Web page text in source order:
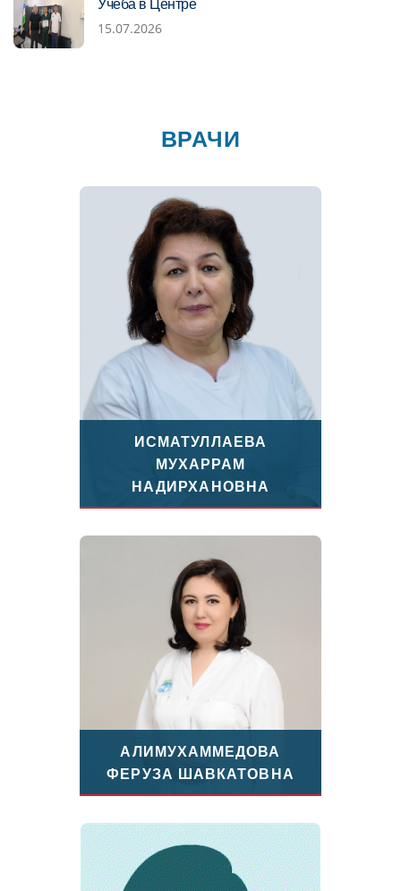
Учеба в Центре
15.07.2026
ВРАЧИ
ИСМАТУЛЛАЕВА
МУХАРРАМ
НАДИРХАНОВНА
АЛИМУХАММЕДОВА
ФЕРУЗА ШАВКАТОВНА